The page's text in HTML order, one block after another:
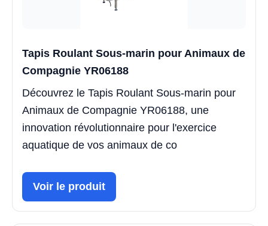
Tapis Roulant Sous-marin pour Animaux de
Compagnie YR06188
Découvrez le Tapis Roulant Sous-marin pour
Animaux de Compagnie YR06188, une
innovation révolutionnaire pour l'exercice
aquatique de vos animaux de co
Voir le produit